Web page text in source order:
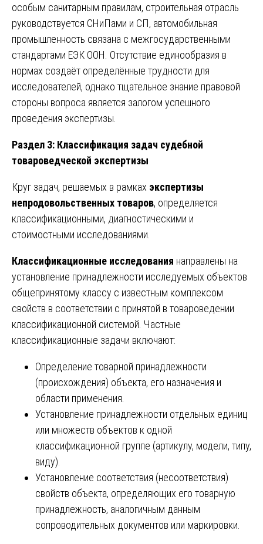
особым санитарным правилам, строительная отрасль
руководствуется СНиПами и СП, автомобильная
промышленность связана с межгосударственными
стандартами ЕЭК ООН. Отсутствие единообразия в
нормах создаёт определённые трудности для
исследователей, однако тщательное знание правовой
стороны вопроса является залогом успешного
проведения экспертизы.
Раздел 3: Классификация задач судебной
товароведческой экспертизы
Круг задач, решаемых в рамках экспертизы
непродовольственных товаров, определяется
классификационными, диагностическими и
стоимостными исследованиями.
Классификационные исследования направлены на
установление принадлежности исследуемых объектов
общепринятому классу с известным комплексом
свойств в соответствии с принятой в товароведении
классификационной системой. Частные
классификационные задачи включают:
Определение товарной принадлежности
(происхождения) объекта, его назначения и
области применения.
Установление принадлежности отдельных единиц
или множеств объектов к одной
классификационной группе (артикулу, модели, типу,
виду).
Установление соответствия (несоответствия)
свойств объекта, определяющих его товарную
принадлежность, аналогичным данным
сопроводительных документов или маркировки.